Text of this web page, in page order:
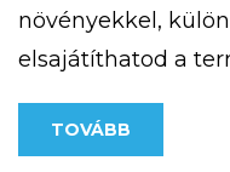
növényekkel,
elsajátíthatod a
alapismereteket,
használatát. Részt
TOVÁBB